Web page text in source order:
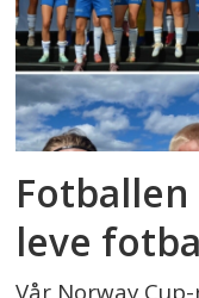
leve